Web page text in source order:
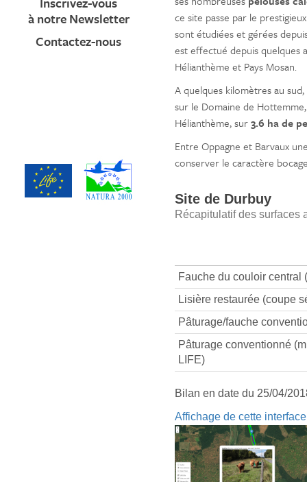
à notre Newsletter
Contactez-nous
ce site passe par le
sont étudiées et gérées
est effectué depuis quelques
Hélianthème et Pays Mosan.
A quelques kilomètres au
sur le Domaine de
Hélianthème, sur3.6 ha de
Entre Oppagne et Barvaux
conserver le caractère